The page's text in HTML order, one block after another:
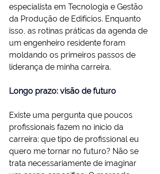
especialista em Tecnologia e Gestão
da Produção de Edifícios. Enquanto
isso, as rotinas práticas da agenda de
um engenheiro residente foram
moldando os primeiros passos de
liderança de minha carreira.
Longo prazo: visão de futuro
Existe uma pergunta que poucos
profissionais fazem no início da
carreira: que tipo de profissional eu
quero me tornar no futuro? Não se
trata necessariamente de imaginar